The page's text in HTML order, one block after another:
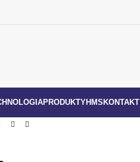
PRODUKTYHMS KONTAKT